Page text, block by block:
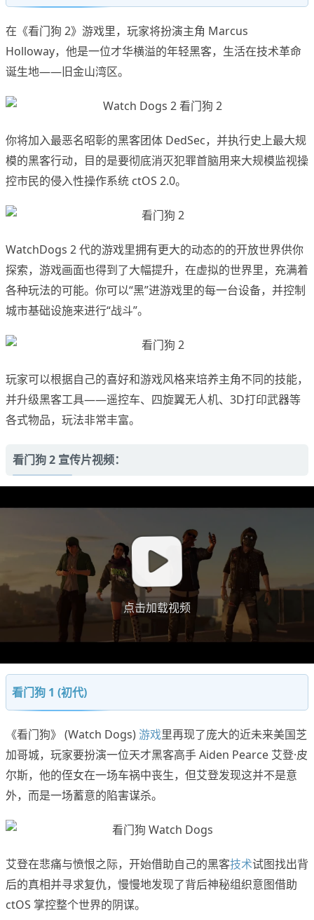
在《看门狗 2》游戏里，玩家将扮演主角 Marcus
Holloway，他是一位才华横溢的年轻黑客，生活在技术革命
诞生地——旧金山湾区。
你将加入最恶名昭彰的黑客团体 DedSec，并执行史上最大规
模的黑客行动，目的是要彻底消灭犯罪首脑用来大规模监视操
控市民的侵入性操作系统 ctOS 2.0。
WatchDogs 2 代的游戏里拥有更大的动态的的开放世界供你
探索，游戏画面也得到了大幅提升，在虚拟的世界里，充满着
各种玩法的可能。你可以“黑”进游戏里的每一台设备，并控制
城市基础设施来进行“战斗”。
玩家可以根据自己的喜好和游戏风格来培养主角不同的技能，
并升级黑客工具——遥控车、四旋翼无人机、3D打印武器等
各式物品，玩法非常丰富。
看门狗 2 宣传片视频：
点击加载视频
看门狗 1 (初代)
《看门狗》 (Watch Dogs) 游戏里再现了庞大的近未来美国芝
加哥城，玩家要扮演一位天才黑客高手 Aiden Pearce 艾登·皮
尔斯，他的侄女在一场车祸中丧生，但艾登发现这并不是意
外，而是一场蓄意的陷害谋杀。
艾登在悲痛与愤恨之际，开始借助自己的黑客技术试图找出背
后的真相并寻求复仇，慢慢地发现了背后神秘组织意图借助
ctOS 掌控整个世界的阴谋。